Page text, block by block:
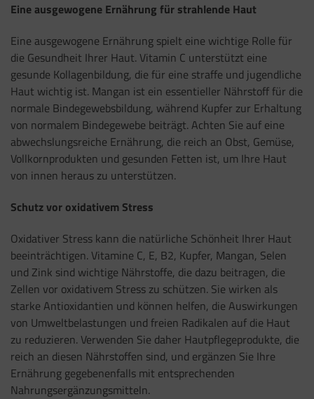
Eine ausgewogene Ernährung für strahlende Haut
Eine ausgewogene Ernährung spielt eine wichtige Rolle für
die Gesundheit Ihrer Haut. Vitamin C unterstützt eine
gesunde Kollagenbildung, die für eine straffe und jugendliche
Haut wichtig ist. Mangan ist ein essentieller Nährstoff für die
normale Bindegewebsbildung, während Kupfer zur Erhaltung
von normalem Bindegewebe beiträgt. Achten Sie auf eine
abwechslungsreiche Ernährung, die reich an Obst, Gemüse,
Vollkornprodukten und gesunden Fetten ist, um Ihre Haut
von innen heraus zu unterstützen.
Schutz vor oxidativem Stress
Oxidativer Stress kann die natürliche Schönheit Ihrer Haut
beeinträchtigen. Vitamine C, E, B2, Kupfer, Mangan, Selen
und Zink sind wichtige Nährstoffe, die dazu beitragen, die
Zellen vor oxidativem Stress zu schützen. Sie wirken als
starke Antioxidantien und können helfen, die Auswirkungen
von Umweltbelastungen und freien Radikalen auf die Haut
zu reduzieren. Verwenden Sie daher Hautpflegeprodukte, die
reich an diesen Nährstoffen sind, und ergänzen Sie Ihre
Ernährung gegebenenfalls mit entsprechenden
Nahrungsergänzungsmitteln.